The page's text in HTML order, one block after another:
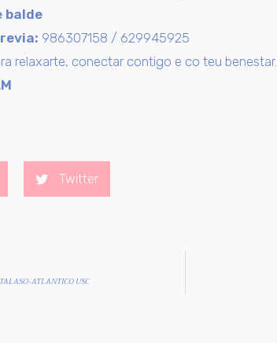
balde
986307158 / 629945925
relaxarte, conectar contigo e co teu benestar.
Twitter
ATLANTICO USC